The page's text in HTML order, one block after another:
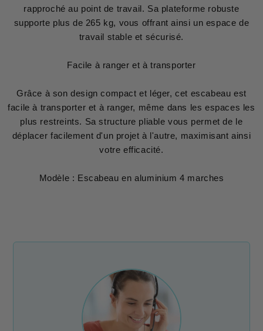
rapproché au point de travail. Sa plateforme robuste
supporte plus de 265 kg, vous offrant ainsi un espace de
travail stable et sécurisé.
Facile à ranger et à transporter
Grâce à son design compact et léger, cet escabeau est
facile à transporter et à ranger, même dans les espaces les
plus restreints. Sa structure pliable vous permet de le
déplacer facilement d'un projet à l'autre, maximisant ainsi
votre efficacité.
Modèle : Escabeau en aluminium 4 marches